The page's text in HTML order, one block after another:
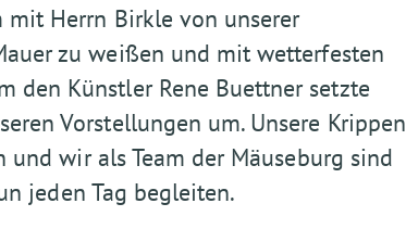
mit Herrn Birkle von unserer
zu weißen und mit wetterfesten
den Künstler Rene Buettner setzte
Vorstellungen um. Unsere Krippen
wir als Team der Mäuseburg sind
jeden Tag begleiten.